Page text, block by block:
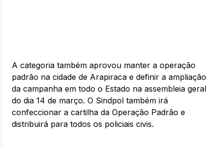
A categoria também aprovou manter a operação
padrão na cidade de Arapiraca e definir a ampliação
da campanha em todo o Estado na assembleia geral
do dia 14 de março. O Sindpol também irá
confeccionar a cartilha da Operação Padrão e
distribuirá para todos os policiais civis.